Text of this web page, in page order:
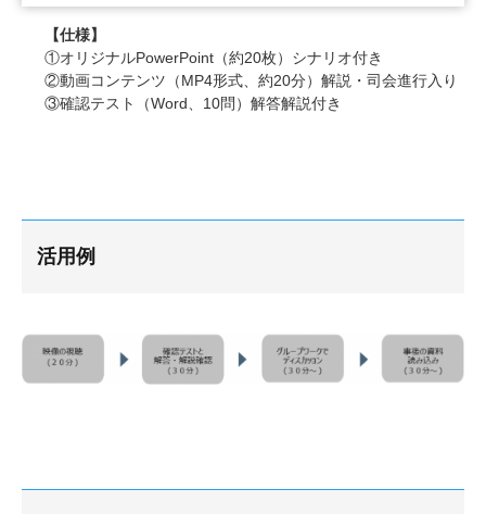
【仕様】
①オリジナルPowerPoint（約20枚）シナリオ付き
②動画コンテンツ（MP4形式、約20分）解説・司会進行入り
③確認テスト（Word、10問）解答解説付き
活用例